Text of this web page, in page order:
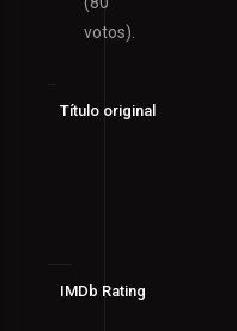
votos).
Título original
IMDb Rating